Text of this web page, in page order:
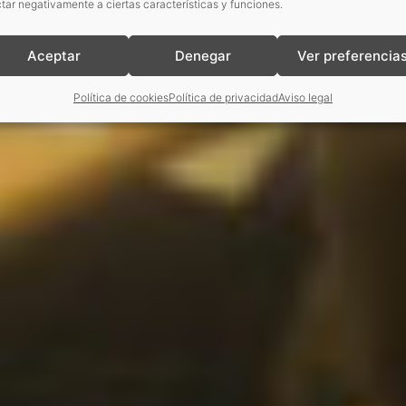
negativamente a ciertas características y funciones.
Aceptar Denegar Ver
Política de cookiesPolítica de privacidadAviso legal